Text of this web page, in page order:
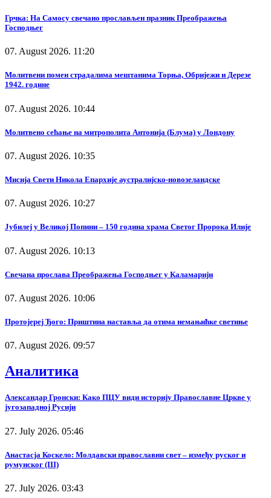
Грчка: На Самосу свечано прослављен празник Преображења
Господњег
07. August 2026. 11:20
Молитвени помен страдалима мештанима Торња, Обријежи и Дерезе
1942. године
07. August 2026. 10:44
Молитвено сећање на митрополита Антонија (Блума) у Лондону
07. August 2026. 10:35
Мисија Свети Никола Епархије аустралијско-новозеландске
07. August 2026. 10:27
Јубилеј у Великој Попини – 150 година храма Светог Пророка Илије
07. August 2026. 10:13
Свечана прослава Преображења Господњег у Каламарији
07. August 2026. 10:06
Протојереј Ђого: Приштина наставља да отима немањићке светиње
07. August 2026. 09:57
Аналитика
Александар Гронски: Како ПЦУ види историју Православне Цркве у
југозападној Русији
27. July 2026. 05:46
Анастасја Коскело: Молдавски православни свет – између руског и
румунског (III)
27. July 2026. 03:43